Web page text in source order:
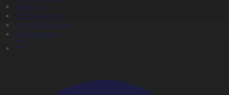
Жобалар
Телехикаялар
Мультсериалдар
Видеоархив